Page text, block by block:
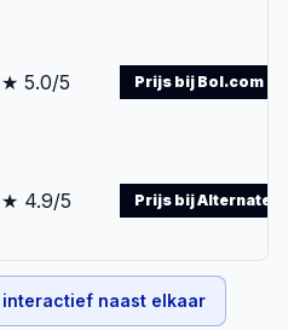
★ 5.0/5 Prijs bij Bol.com
★ 4.9/5 Prijs bij Alternate
interactief naast elkaar